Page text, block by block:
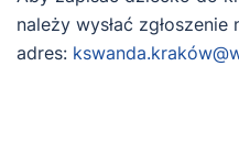
należy wysłać zgłoszenie
adres: